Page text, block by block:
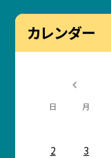
カレンダー
日 月
2
3